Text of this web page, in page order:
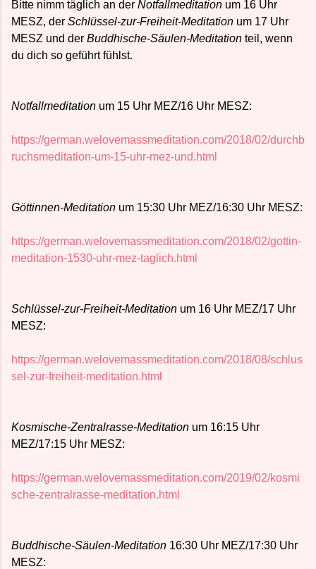
Bitte nimm täglich an der Notfallmeditation um 16 Uhr
MESZ, der Schlüssel-zur-Freiheit-Meditation um 17 Uhr
MESZ und der Buddhische-Säulen-Meditation teil, wenn
du dich so geführt fühlst.
Notfallmeditation um 15 Uhr MEZ/16 Uhr MESZ:
https://german.welovemassmeditation.com/2018/02/durchb
ruchsmeditation-um-15-uhr-mez-und.html
Göttinnen-Meditation um 15:30 Uhr MEZ/16:30 Uhr MESZ:
https://german.welovemassmeditation.com/2018/02/gottin-
meditation-1530-uhr-mez-taglich.html
Schlüssel-zur-Freiheit-Meditation um 16 Uhr MEZ/17 Uhr
MESZ:
https://german.welovemassmeditation.com/2018/08/schlus
sel-zur-freiheit-meditation.html
Kosmische-Zentralrasse-Meditation um 16:15 Uhr
MEZ/17:15 Uhr MESZ:
https://german.welovemassmeditation.com/2019/02/kosmi
sche-zentralrasse-meditation.html
Buddhische-Säulen-Meditation 16:30 Uhr MEZ/17:30 Uhr
MESZ: